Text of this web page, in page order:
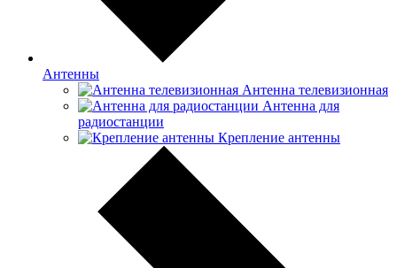
Антенны
Антенна телевизионная
Антенна для
радиостанции
Крепление антенны